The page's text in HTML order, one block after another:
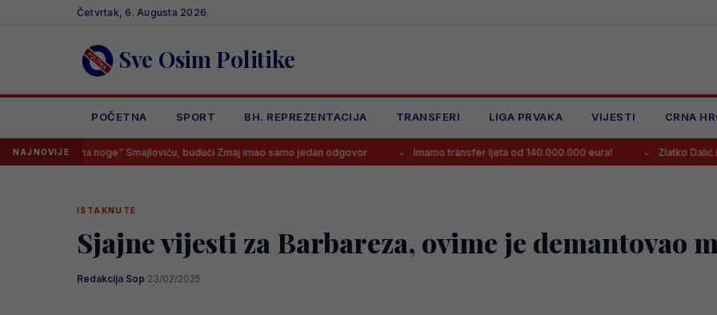
Četvrtak, 6. Augusta 2026.
Sve Osim Politike
POČETNA SPORT BH. REPREZENTACIJA TRANSFERI LIGA PRVAKA VIJESTI CRNA
NAJNOVIJE
“na noge” Smajloviću, budući Zmaj imao samo jedan odgovor Imamo transfer ljeta od 140.000.000 eura! Zlatko Dalić ima novi
ISTAKNUTE
Sjajne vijesti za Barbareza, ovime je demantovao
Redakcija Sop·23/02/2025